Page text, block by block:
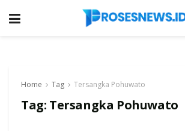
Home Tag Tersangka Pohuwato
Tag: Tersangka Pohuwato